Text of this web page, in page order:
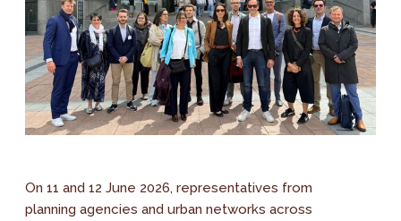
On 11 and 12 June 2026, representatives from
planning agencies and urban networks across